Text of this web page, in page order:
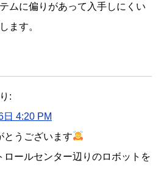
ムに偏りがあって入手しにくい
ます。
:
日 4:20 PM
とうございます
ロールセンター辺りのロボットを